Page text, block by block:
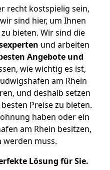
recht kostspielig sein,
sind hier, um Ihnen
zu bieten. Wir sind die
und arbeiten
Angebote und
wie wichtig es ist,
am Rhein
und deshalb setzen
Preise zu bieten.
haben oder ein
am Rhein besitzen,
werden muss.
Lösung für Sie.